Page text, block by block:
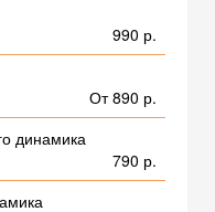
990 р.
От 890 р.
динамика
790 р.